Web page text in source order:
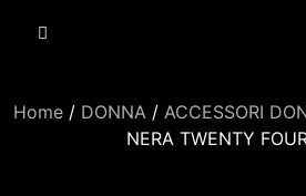
Home/ DONNA / ACCESSORI
NERA TWENTY